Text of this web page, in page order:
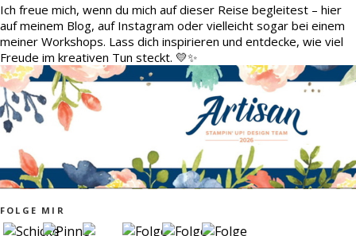
Ich freue mich, wenn du mich auf dieser Reise begleitest – hier
auf meinem Blog, auf Instagram oder vielleicht sogar bei einem
meiner Workshops. Lass dich inspirieren und entdecke, wie viel
Freude im kreativen Tun steckt. 💛✨
FOLGE MIR